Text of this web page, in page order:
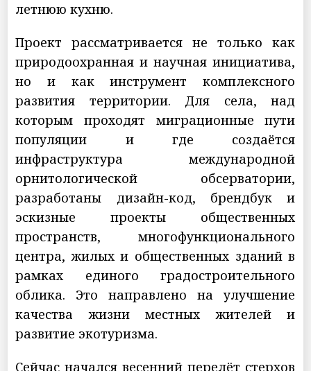
летнюю кухню.
Проект рассматривается не только как
природоохранная и научная инициатива,
но и как инструмент комплексного
развития территории. Для села, над
которым проходят миграционные пути
популяции и где создаётся
инфраструктура международной
орнитологической обсерватории,
разработаны дизайн-код, брендбук и
эскизные проекты общественных
пространств, многофункционального
центра, жилых и общественных зданий в
рамках единого градостроительного
облика. Это направлено на улучшение
качества жизни местных жителей и
развитие экотуризма.
Сейчас начался весенний перелёт стерхов